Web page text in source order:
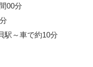
00分
～車で約10分